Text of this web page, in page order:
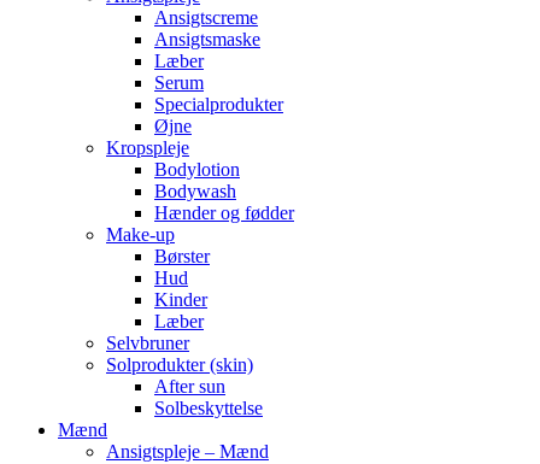
Ansigtscreme
Ansigtsmaske
Læber
Serum
Specialprodukter
Øjne
Kropspleje
Bodylotion
Bodywash
Hænder og fødder
Make-up
Børster
Hud
Kinder
Læber
Selvbruner
Solprodukter (skin)
After sun
Solbeskyttelse
Mænd
Ansigtspleje – Mænd